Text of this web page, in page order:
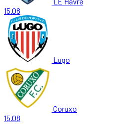
15.08
Lugo
Coruxo
15.08